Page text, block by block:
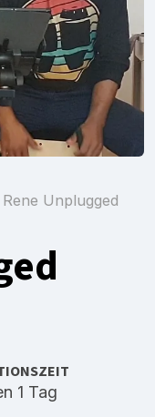
Rene Unplugged
1 Tag